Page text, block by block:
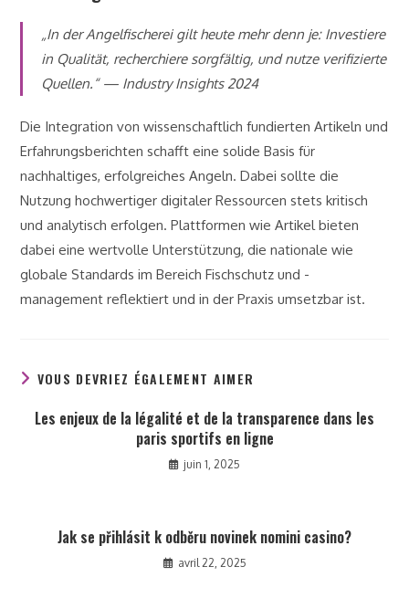
„In der Angelfischerei gilt heute mehr denn je: Investiere
in Qualität, recherchiere sorgfältig, und nutze verifizierte
Quellen.“ — Industry Insights 2024
Die Integration von wissenschaftlich fundierten Artikeln und
Erfahrungsberichten schafft eine solide Basis für
nachhaltiges, erfolgreiches Angeln. Dabei sollte die
Nutzung hochwertiger digitaler Ressourcen stets kritisch
und analytisch erfolgen. Plattformen wie Artikel bieten
dabei eine wertvolle Unterstützung, die nationale wie
globale Standards im Bereich Fischschutz und -
management reflektiert und in der Praxis umsetzbar ist.
VOUS DEVRIEZ ÉGALEMENT AIMER
Les enjeux de la légalité et de la transparence dans les
paris sportifs en ligne
juin 1, 2025
Jak se přihlásit k odběru novinek nomini casino?
avril 22, 2025